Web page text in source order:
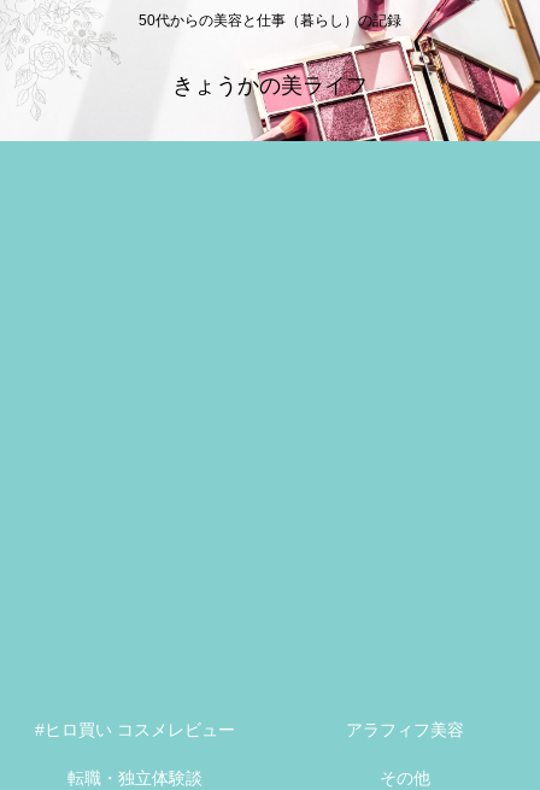
50代からの美容と仕事（暮らし）の記録
きょうかの美ライフ
#ヒロ買い コスメレビュー アラフィフ美容
転職・独立体験談 その他